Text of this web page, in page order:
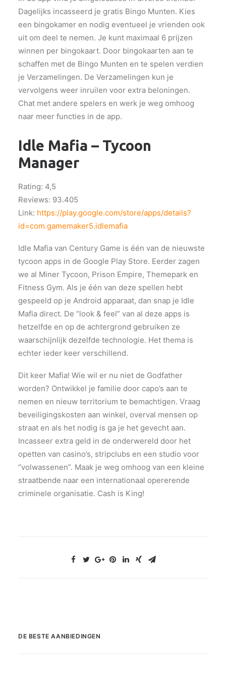
Dagelijks incasseerd je gratis Bingo Munten. Kies
een bingokamer en nodig eventueel je vrienden ook
uit om deel te nemen. Je kunt maximaal 6 prijzen
winnen per bingokaart. Door bingokaarten aan te
schaffen met de Bingo Munten en te spelen verdien
je Verzamelingen. De Verzamelingen kun je
vervolgens weer inruilen voor extra beloningen.
Chat met andere spelers en werk je weg omhoog
naar meer functies in de app.
Idle Mafia – Tycoon
Manager
Rating: 4,5
Reviews: 93.405
Link: https://play.google.com/store/apps/details?
id=com.gamemaker5.idlemafia
Idle Mafia van Century Game is één van de nieuwste
tycoon apps in de Google Play Store. Eerder zagen
we al Miner Tycoon, Prison Empire, Themepark en
Fitness Gym. Als je één van deze spellen hebt
gespeeld op je Android apparaat, dan snap je Idle
Mafia direct. De “look & feel” van al deze apps is
hetzelfde en op de achtergrond gebruiken ze
waarschijnlijk dezelfde technologie. Het thema is
echter ieder keer verschillend.
Dit keer Mafia! Wie wil er nu niet de Godfather
worden? Ontwikkel je familie door capo’s aan te
nemen en nieuw territorium te bemachtigen. Vraag
beveiligingskosten aan winkel, overval mensen op
straat en als het nodig is ga je het gevecht aan.
Incasseer extra geld in de onderwereld door het
opetten van casino’s, stripclubs en een studio voor
“volwassenen”. Maak je weg omhoog van een kleine
straatbende naar een internationaal opererende
criminele organisatie. Cash is King!
DE BESTE AANBIEDINGEN